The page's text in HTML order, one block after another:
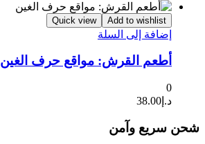
Add to wishlist
Quick view
إضافة إلى السلة
أطعم القرش: مواقع حرف الغين
0
د.إ 38.00
شحن سريع وآمن